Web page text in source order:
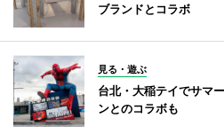
ブランドとコラボ
見る・遊ぶ
台北・大稲テイでサマ
ンとのコラボも